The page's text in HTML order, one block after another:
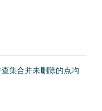
集合并未删除的点均